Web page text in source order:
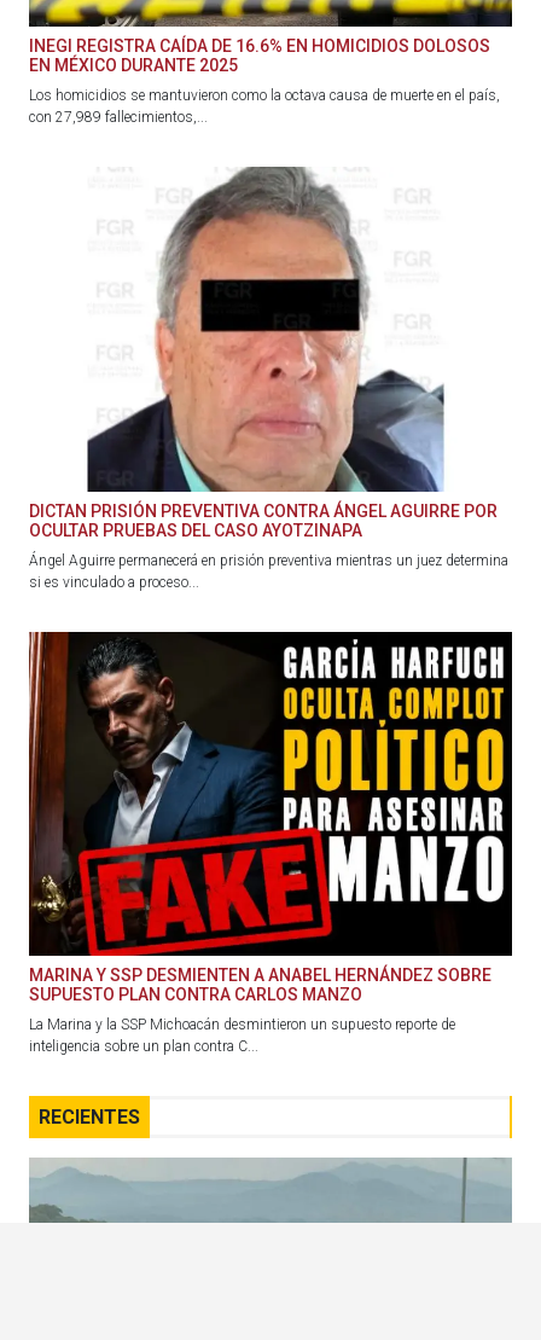
INEGI REGISTRA CAÍDA DE 16.6% EN HOMICIDIOS DOLOSOS
EN MÉXICO DURANTE 2025
Los homicidios se mantuvieron como la octava causa de muerte en el país,
con 27,989 fallecimientos,...
DICTAN PRISIÓN PREVENTIVA CONTRA ÁNGEL AGUIRRE POR
OCULTAR PRUEBAS DEL CASO AYOTZINAPA
Ángel Aguirre permanecerá en prisión preventiva mientras un juez determina
si es vinculado a proceso...
MARINA Y SSP DESMIENTEN A ANABEL HERNÁNDEZ SOBRE
SUPUESTO PLAN CONTRA CARLOS MANZO
La Marina y la SSP Michoacán desmintieron un supuesto reporte de
inteligencia sobre un plan contra C...
RECIENTES